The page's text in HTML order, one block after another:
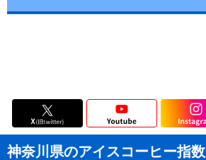
神奈川県のアイスコーヒー指数